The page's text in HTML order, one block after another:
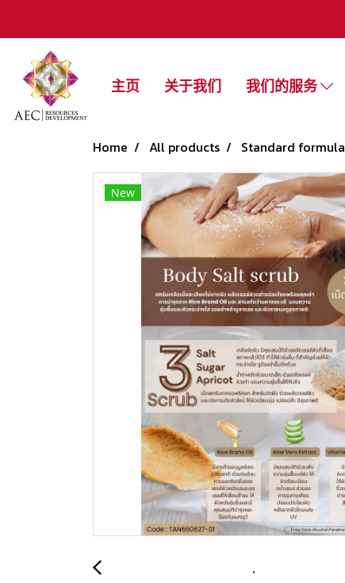
主页 关于我们 我们的服务
Home All products Standard formula
New